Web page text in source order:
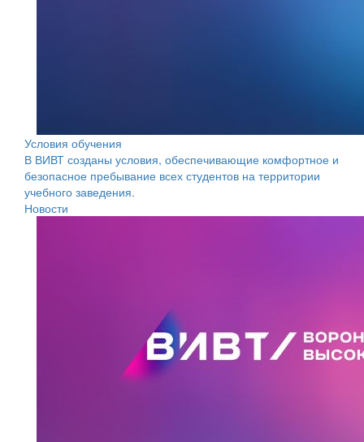
Условия обучения
В ВИВТ созданы условия, обеспечивающие комфортное и
безопасное пребывание всех студентов на территории
учебного заведения.
Новости